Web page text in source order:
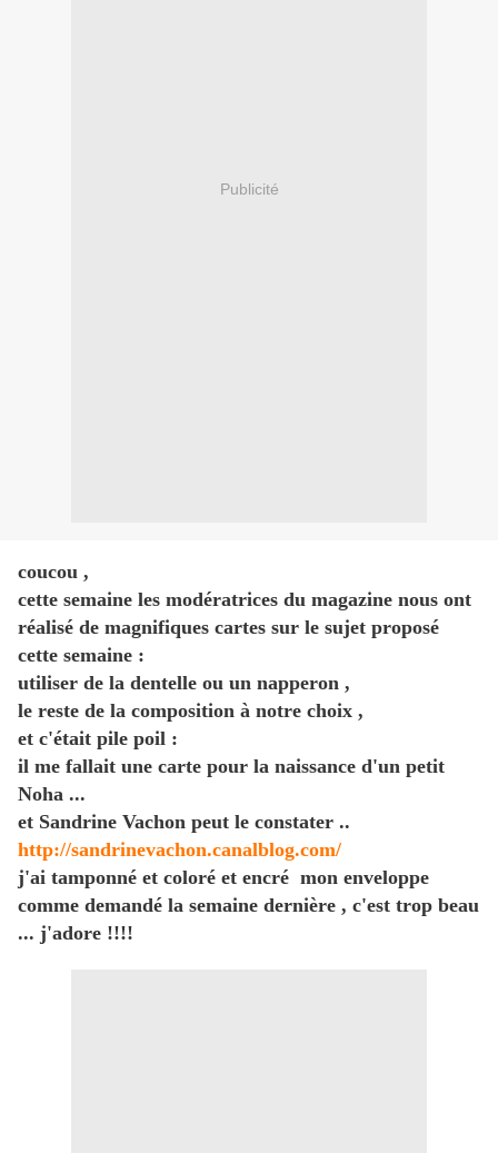
Publicité
coucou ,
cette semaine les modératrices du magazine nous ont
réalisé de magnifiques cartes sur le sujet proposé
cette semaine :
utiliser de la dentelle ou un napperon ,
le reste de la composition à notre choix ,
et c'était pile poil :
il me fallait une carte pour la naissance d'un petit
Noha ...
et Sandrine Vachon peut le constater ..
http://sandrinevachon.canalblog.com/
j'ai tamponné et coloré et encré mon enveloppe
comme demandé la semaine dernière , c'est trop beau
... j'adore !!!!